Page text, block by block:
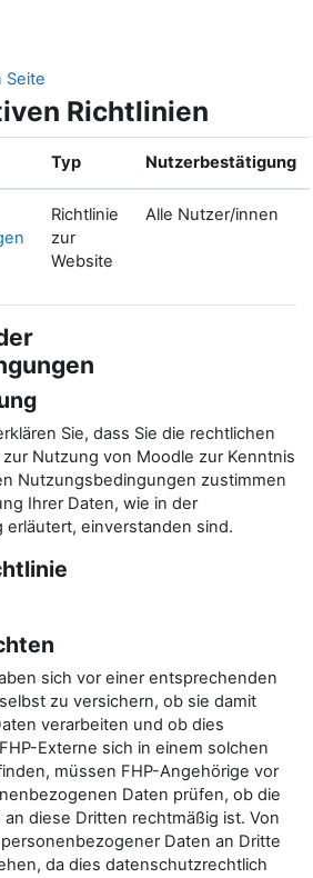
Seite
Richtlinien
Typ Nutzerbestätigung
Richtlinie
zur
Website
Alle Nutzer/innen
Sie, dass Sie die rechtlichen
Nutzung von Moodle zur Kenntnis
Nutzungsbedingungen zustimmen
Ihrer Daten, wie in der
erläutert, einverstanden sind.
sich vor einer entsprechenden
zu versichern, ob sie damit
verarbeiten und ob dies
Externe sich in einem solchen
müssen FHP-Angehörige vor
Daten prüfen, ob die
diese Dritten rechtmäßig ist. Von
Daten an Dritte
da dies datenschutzrechtlich